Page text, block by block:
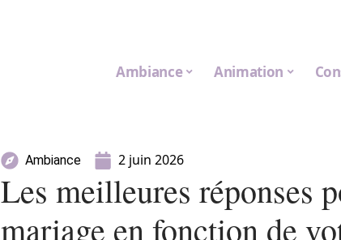
Ambiance Animation
Ambiance 2 juin 2026
Les meilleures réponses
mariage en fonction de